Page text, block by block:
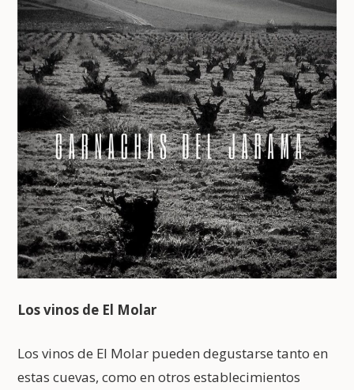
Los vinos de El Molar
Los vinos de El Molar pueden degustarse tanto en
estas cuevas, como en otros establecimientos